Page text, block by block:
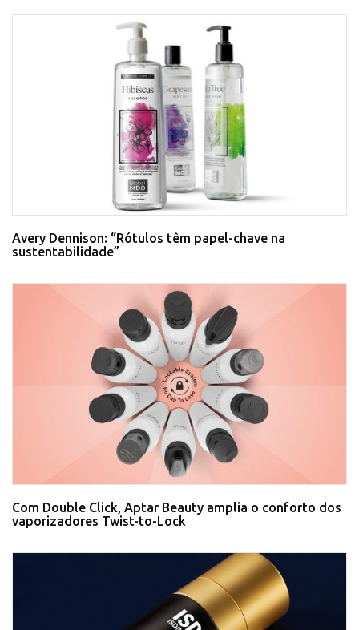
Avery Dennison: “Rótulos têm papel-chave na
sustentabilidade”
Com Double Click, Aptar Beauty amplia o conforto dos
vaporizadores Twist-to-Lock